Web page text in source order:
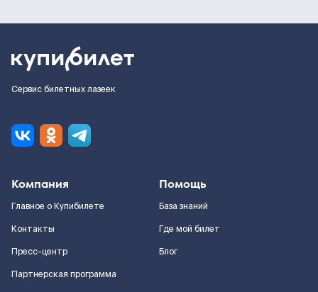
Сервис билетных лазеек
Компания
Главное о Купибилете
Контакты
Пресс-центр
Партнерская программа
Помощь
База знаний
Где мой билет
Блог